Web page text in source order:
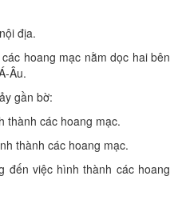
địa.
hoang mạc nằm dọc hai bên
Âu.
gần bờ:
thành các hoang mạc.
thành các hoang mạc.
việc hình thành các hoang